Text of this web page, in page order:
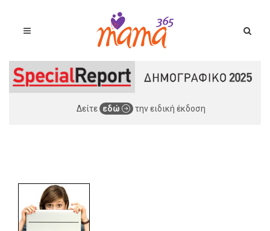
Δείτε εδώ την ειδική έκδοση